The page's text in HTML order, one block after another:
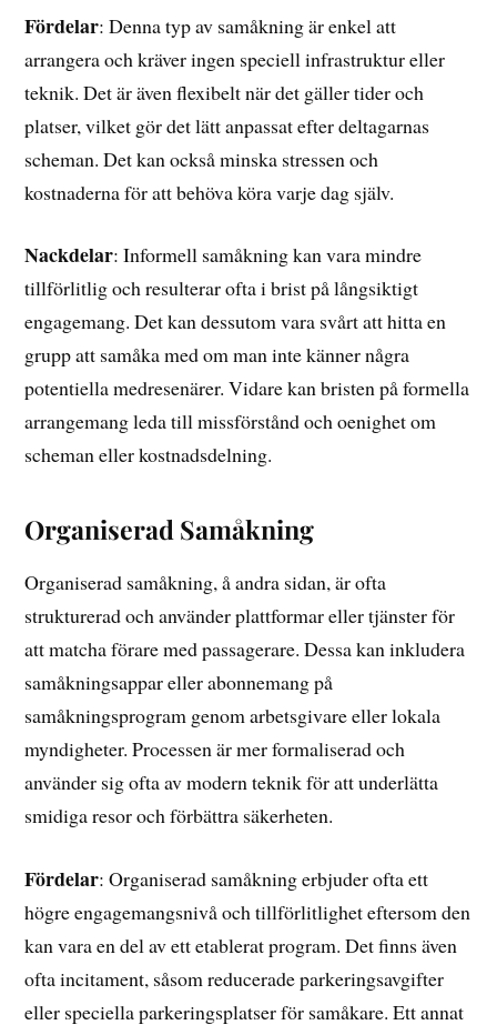
Fördelar: Denna typ av samåkning är enkel att
arrangera och kräver ingen speciell infrastruktur eller
teknik. Det är även flexibelt när det gäller tider och
platser, vilket gör det lätt anpassat efter deltagarnas
scheman. Det kan också minska stressen och
kostnaderna för att behöva köra varje dag själv.
Nackdelar: Informell samåkning kan vara mindre
tillförlitlig och resulterar ofta i brist på långsiktigt
engagemang. Det kan dessutom vara svårt att hitta en
grupp att samåka med om man inte känner några
potentiella medresenärer. Vidare kan bristen på formella
arrangemang leda till missförstånd och oenighet om
scheman eller kostnadsdelning.
Organiserad Samåkning
Organiserad samåkning, å andra sidan, är ofta
strukturerad och använder plattformar eller tjänster för
att matcha förare med passagerare. Dessa kan inkludera
samåkningsappar eller abonnemang på
samåkningsprogram genom arbetsgivare eller lokala
myndigheter. Processen är mer formaliserad och
använder sig ofta av modern teknik för att underlätta
smidiga resor och förbättra säkerheten.
Fördelar: Organiserad samåkning erbjuder ofta ett
högre engagemangsnivå och tillförlitlighet eftersom den
kan vara en del av ett etablerat program. Det finns även
ofta incitament, såsom reducerade parkeringsavgifter
eller speciella parkeringsplatser för samåkare. Ett annat